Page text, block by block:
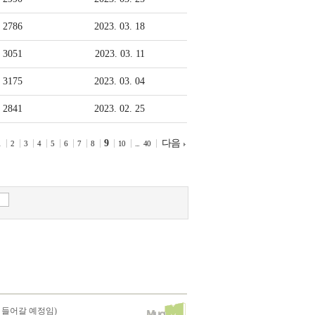
과
함
께
온
라
2786 2023. 03. 18
3051 2023. 03. 11
3175 2023. 03. 04
2841 2023. 02. 25
2 3 4 5 6 7 8 9 10 40 다음
어갈 예정임)